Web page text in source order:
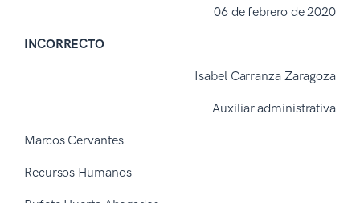
06 de febrero de 2020
INCORRECTO
Isabel Carranza Zaragoza
Auxiliar administrativa
Marcos Cervantes
Recursos Humanos